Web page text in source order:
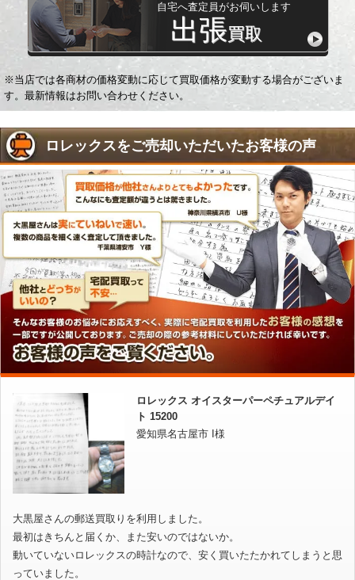
自宅へ査定員がお伺いします
出張買取
※当店では各商材の価格変動に応じて買取価格が変動する場合がございま
す。最新情報はお問い合わせください。
ロレックスをご売却いただいたお客様の声
ロレックス オイスターパーペチュアルデイ
ト 15200
愛知県名古屋市 I様
大黒屋さんの郵送買取りを利用しました。
最初はきちんと届くか、また安いのではないか。
動いていないロレックスの時計なので、安く買いたたかれてしまうと思
っていました。